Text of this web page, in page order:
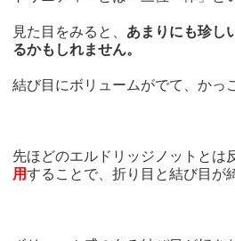
見た目をみると、 あまりにも珍し
るかもしれません。
結び目にボリュームがでて、かっ
先ほどのエルドリッジノットとは
用することで、折り目と結び目が